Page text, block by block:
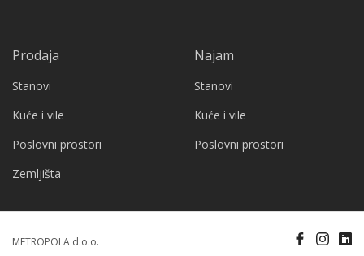
Prodaja
Stanovi
Kuće i vile
Poslovni prostori
Zemljišta
Najam
Stanovi
Kuće i vile
Poslovni prostori
METROPOLA d.o.o.